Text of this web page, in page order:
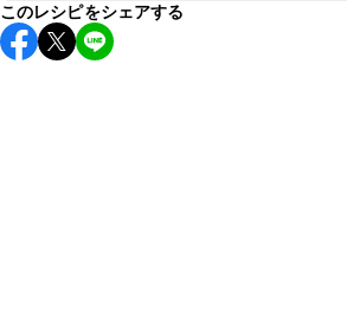
保存期間は冷蔵で当日中が目安です。な
し上がりください。
このレシピをシェアする